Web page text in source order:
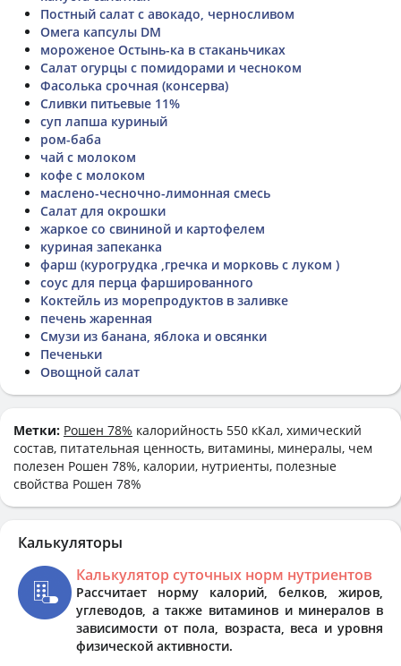
Постный салат с авокадо, черносливом
Омега капсулы DM
мороженое Остынь-ка в стаканьчиках
Салат огурцы с помидорами и чесноком
Фасолька срочная (консерва)
Сливки питьевые 11%
суп лапша куриный
ром-баба
чай с молоком
кофе с молоком
маслено-чесночно-лимонная смесь
Салат для окрошки
жаркое со свининой и картофелем
куриная запеканка
фарш (курогрудка ,гречка и морковь с луком )
соус для перца фаршированного
Коктейль из морепродуктов в заливке
печень жаренная
Смузи из банана, яблока и овсянки
Печеньки
Овощной салат
Метки: Рошен 78% калорийность 550 кКал, химический
состав, питательная ценность, витамины, минералы, чем
полезен Рошен 78%, калории, нутриенты, полезные
свойства Рошен 78%
Калькуляторы
Калькулятор суточных норм нутриентов
Рассчитает норму калорий, белков, жиров,
углеводов, а также витаминов и минералов в
зависимости от пола, возраста, веса и уровня
физической активности.